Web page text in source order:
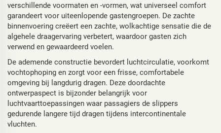
verschillende voormaten en -vormen, wat universeel comfort
garandeert voor uiteenlopende gastengroepen. De zachte
binnenvoering creëert een zachte, wolkachtige sensatie die de
algehele draagervaring verbetert, waardoor gasten zich
verwend en gewaardeerd voelen.
De ademende constructie bevordert luchtcirculatie, voorkomt
vochtophoping en zorgt voor een frisse, comfortabele
omgeving bij langdurig dragen. Deze doordachte
ontwerpaspect is bijzonder belangrijk voor
luchtvaarttoepassingen waar passagiers de slippers
gedurende langere tijd dragen tijdens intercontinentale
vluchten.